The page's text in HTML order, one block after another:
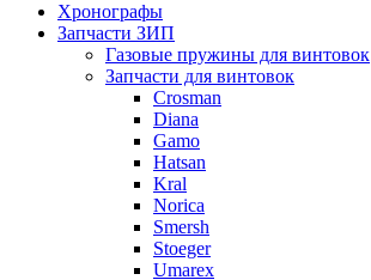
Хронографы
Запчасти ЗИП
Газовые пружины для винтовок
Запчасти для винтовок
Crosman
Diana
Gamo
Hatsan
Kral
Norica
Smersh
Stoeger
Umarex